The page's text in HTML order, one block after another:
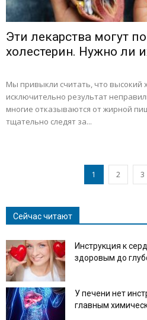
Эти лекарства могут
холестерин. Нужно ли
Мы привыкли считать, что высокий
исключительно результат
многие отказываются от жирной
тщательно следят за...
1 2 3
Сейчас читают
Инструкция к
здоровым до
У печени нет
главным